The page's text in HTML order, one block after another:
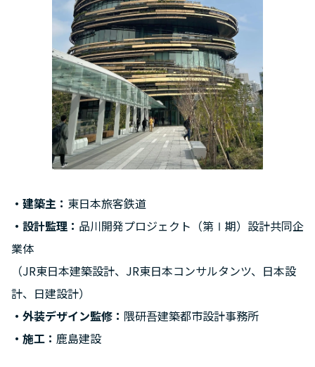
・建築主： 東日本旅客鉄道
・設計監理： 品川開発プロジェクト（第Ⅰ期）設計共同企
業体
（JR東日本建築設計、JR東日本コンサルタンツ、日本設
計、日建設計）
・外装デザイン監修： 隈研吾建築都市設計事務所
・施工： 鹿島建設